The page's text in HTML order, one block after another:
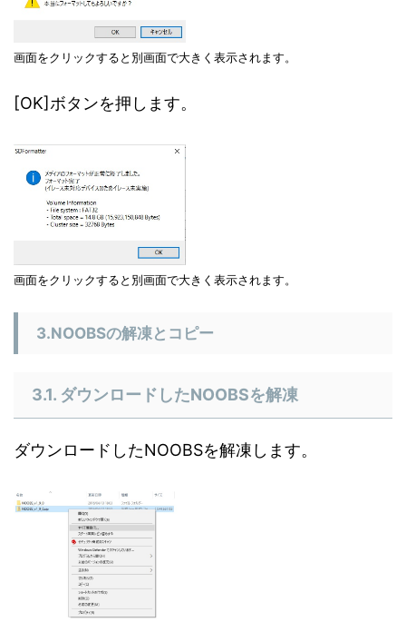
画面をクリックすると別画面で大きく表示されます。
[OK]ボタンを押します。
画面をクリックすると別画面で大きく表示されます。
3.NOOBSの解凍とコピー
3.1. ダウンロードしたNOOBSを解凍
ダウンロードしたNOOBSを解凍します。